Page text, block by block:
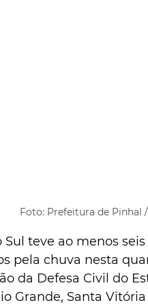
Foto: Prefeitura de Pinhal
Sul teve ao menos
pela chuva nesta
da Defesa Civil do
Grande, Santa